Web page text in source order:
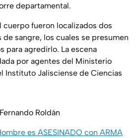
departamental.
cuerpo fueron localizados dos
de sangre, los cuales se presumen
para agredirlo. La escena
por agentes del Ministerio
Instituto Jalisciense de Ciencias
Fernando Roldán
es ASESINADO con ARMA